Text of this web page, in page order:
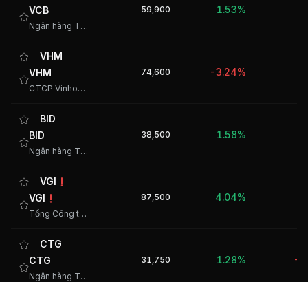
VCB
Ngân hàng TMCP Ngoại thương Việt Nam
59,900 1.53%
VHM
VHM
CTCP Vinhomes
74,600 -3.24%
BID
BID
Ngân hàng TMCP Đầu tư và Phát triển Việt Nam
38,500 1.58%
VGI
VGI
Tổng Công ty cổ phần Đầu tư Quốc tế Viettel
87,500 4.04%
CTG
CTG
Ngân hàng TMCP Công Thương Việt Nam
31,750 1.28% -